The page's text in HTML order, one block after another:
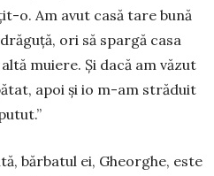
o. Am avut casă tare bună
ori să spar­gă casa
muiere. Și dacă am văzut
apoi și io m-am străduit
bărbatul ei, Gheor­­ghe, este